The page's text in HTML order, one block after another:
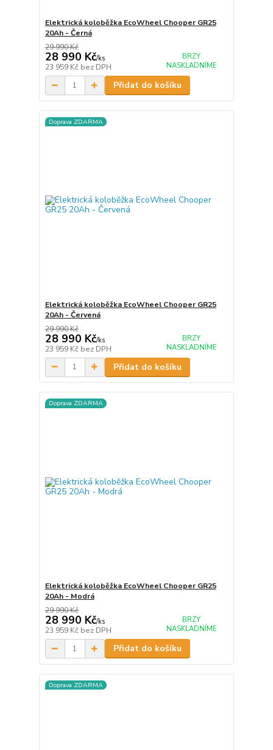
Elektrická koloběžka EcoWheel Chooper GR25
20Ah - Černá
29 990 Kč
28 990 Kč/ks
23 959 Kč bez DPH
BRZY
NASKLADNÍME
Přidat do košíku
Doprava ZDARMA
Elektrická koloběžka EcoWheel Chooper GR25
20Ah - Červená
29 990 Kč
28 990 Kč/ks
23 959 Kč bez DPH
BRZY
NASKLADNÍME
Přidat do košíku
Doprava ZDARMA
Elektrická koloběžka EcoWheel Chooper GR25
20Ah - Modrá
29 990 Kč
28 990 Kč/ks
23 959 Kč bez DPH
BRZY
NASKLADNÍME
Přidat do košíku
Doprava ZDARMA